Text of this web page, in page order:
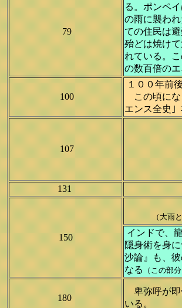
79
る。ポンペ
の雨に襲わ
ての住民は
殆どは焼け
れている。
の数百倍の
100
１００年前
この頃にな
エンス全史」
107
131
150
（大雨
インドで、
隠身術を身
沙論』も、
なる
（この部
180
卑弥呼が即
いる。